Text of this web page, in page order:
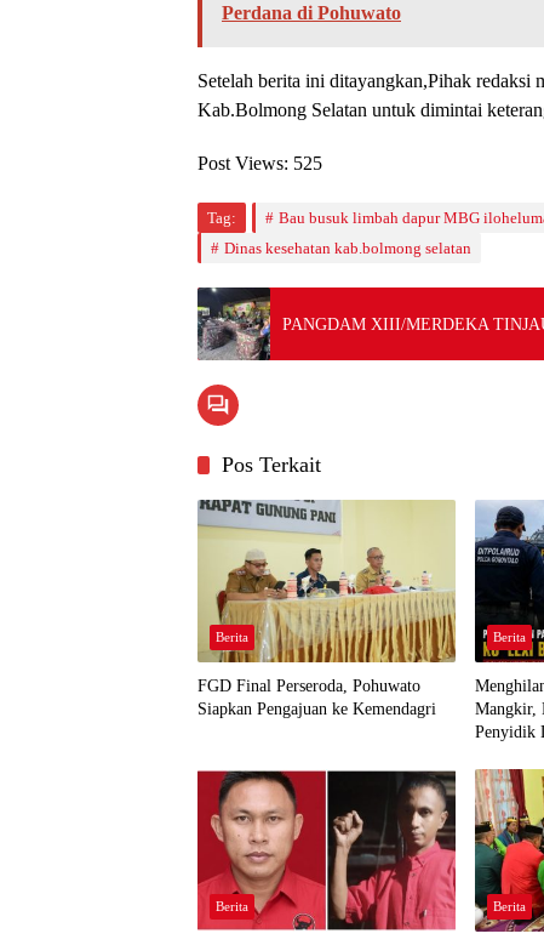
Perdana di Pohuwato
Setelah berita ini ditayangkan,Pihak redaksi
Kab.Bolmong Selatan untuk dimintai
Post Views: 525
Tag: Bau busuk limbah dapur MBG
Dinas kesehatan kab.bolmong selatan
PANGDAM XIII/MERDEKA
Pos Terkait
Berita
FGD Final Perseroda, Pohuwato
Siapkan Pengajuan ke Kemendagri
Berita
Mangkir,
Penyidik
Berita Berita